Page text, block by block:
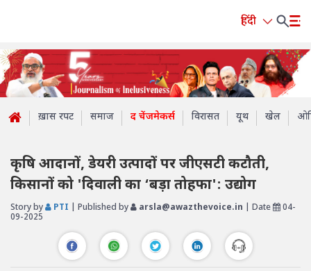
हिंदी
ख़ास रपट समाज द चेंजमेकर्स विरासत यूथ खेल
कृषि आदानों, डेयरी उत्पादों पर जीएसटी कटौती,
किसानों को 'दिवाली का ‘बड़ा तोहफा': उद्योग
Story by PTI | Published by arsla@awazthevoice.in | Date
04-
09-2025